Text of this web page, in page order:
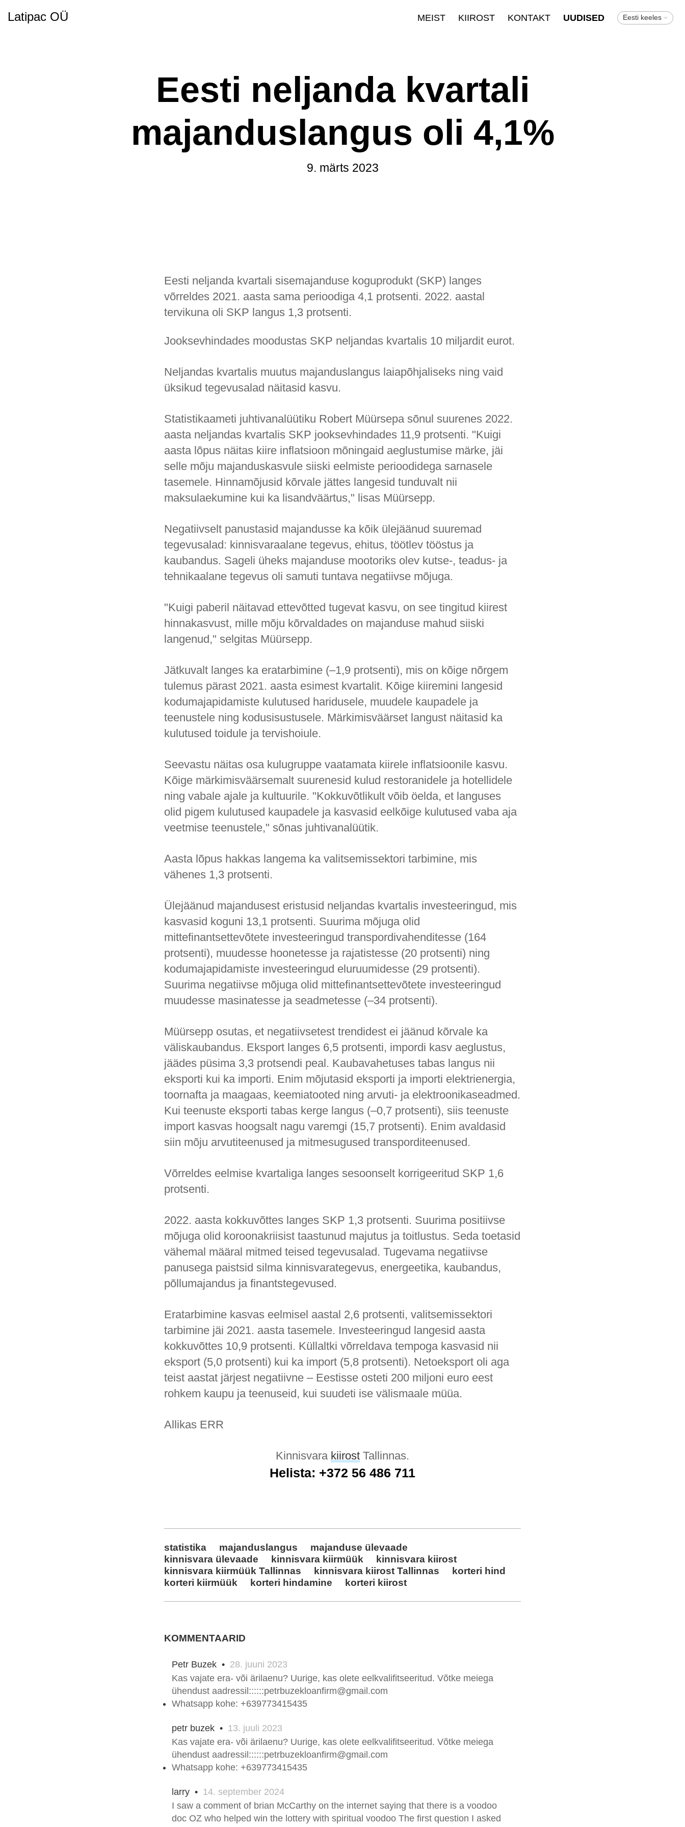
Latipac OÜ MEIST KIIROST KONTAKT UUDISED Eesti keeles
Eesti neljanda kvartali
majanduslangus oli 4,1%
9. märts 2023
Eesti neljanda kvartali sisemajanduse koguprodukt (SKP) langes
võrreldes 2021. aasta sama perioodiga 4,1 protsenti. 2022. aastal
tervikuna oli SKP langus 1,3 protsenti.
Jooksevhindades moodustas SKP neljandas kvartalis 10 miljardit eurot.
Neljandas kvartalis muutus majanduslangus laiapõhjaliseks ning vaid
üksikud tegevusalad näitasid kasvu.
Statistikaameti juhtivanalüütiku Robert Müürsepa sõnul suurenes 2022.
aasta neljandas kvartalis SKP jooksevhindades 11,9 protsenti. "Kuigi
aasta lõpus näitas kiire inflatsioon mõningaid aeglustumise märke, jäi
selle mõju majanduskasvule siiski eelmiste perioodidega sarnasele
tasemele. Hinnamõjusid kõrvale jättes langesid tunduvalt nii
maksulaekumine kui ka lisandväärtus," lisas Müürsepp.
Negatiivselt panustasid majandusse ka kõik ülejäänud suuremad
tegevusalad: kinnisvaraalane tegevus, ehitus, töötlev tööstus ja
kaubandus. Sageli üheks majanduse mootoriks olev kutse-, teadus- ja
tehnikaalane tegevus oli samuti tuntava negatiivse mõjuga.
"Kuigi paberil näitavad ettevõtted tugevat kasvu, on see tingitud kiirest
hinnakasvust, mille mõju kõrvaldades on majanduse mahud siiski
langenud," selgitas Müürsepp.
Jätkuvalt langes ka eratarbimine (–1,9 protsenti), mis on kõige nõrgem
tulemus pärast 2021. aasta esimest kvartalit. Kõige kiiremini langesid
kodumajapidamiste kulutused haridusele, muudele kaupadele ja
teenustele ning kodusisustusele. Märkimisväärset langust näitasid ka
kulutused toidule ja tervishoiule.
Seevastu näitas osa kulugruppe vaatamata kiirele inflatsioonile kasvu.
Kõige märkimisväärsemalt suurenesid kulud restoranidele ja hotellidele
ning vabale ajale ja kultuurile. "Kokkuvõtlikult võib öelda, et languses
olid pigem kulutused kaupadele ja kasvasid eelkõige kulutused vaba aja
veetmise teenustele," sõnas juhtivanalüütik.
Aasta lõpus hakkas langema ka valitsemissektori tarbimine, mis
vähenes 1,3 protsenti.
Ülejäänud majandusest eristusid neljandas kvartalis investeeringud, mis
kasvasid koguni 13,1 protsenti. Suurima mõjuga olid
mittefinantsettevõtete investeeringud transpordivahenditesse (164
protsenti), muudesse hoonetesse ja rajatistesse (20 protsenti) ning
kodumajapidamiste investeeringud eluruumidesse (29 protsenti).
Suurima negatiivse mõjuga olid mittefinantsettevõtete investeeringud
muudesse masinatesse ja seadmetesse (–34 protsenti).
Müürsepp osutas, et negatiivsetest trendidest ei jäänud kõrvale ka
väliskaubandus. Eksport langes 6,5 protsenti, impordi kasv aeglustus,
jäädes püsima 3,3 protsendi peal. Kaubavahetuses tabas langus nii
eksporti kui ka importi. Enim mõjutasid eksporti ja importi elektrienergia,
toornafta ja maagaas, keemiatooted ning arvuti- ja elektroonikaseadmed.
Kui teenuste eksporti tabas kerge langus (–0,7 protsenti), siis teenuste
import kasvas hoogsalt nagu varemgi (15,7 protsenti). Enim avaldasid
siin mõju arvutiteenused ja mitmesugused transporditeenused.
Võrreldes eelmise kvartaliga langes sesoonselt korrigeeritud SKP 1,6
protsenti.
2022. aasta kokkuvõttes langes SKP 1,3 protsenti. Suurima positiivse
mõjuga olid koroonakriisist taastunud majutus ja toitlustus. Seda toetasid
vähemal määral mitmed teised tegevusalad. Tugevama negatiivse
panusega paistsid silma kinnisvarategevus, energeetika, kaubandus,
põllumajandus ja finantstegevused.
Eratarbimine kasvas eelmisel aastal 2,6 protsenti, valitsemissektori
tarbimine jäi 2021. aasta tasemele. Investeeringud langesid aasta
kokkuvõttes 10,9 protsenti. Küllaltki võrreldava tempoga kasvasid nii
eksport (5,0 protsenti) kui ka import (5,8 protsenti). Netoeksport oli aga
teist aastat järjest negatiivne – Eestisse osteti 200 miljoni euro eest
rohkem kaupu ja teenuseid, kui suudeti ise välismaale müüa.
Allikas ERR
Kinnisvara kiirost Tallinnas.
Helista: +372 56 486 711
statistika majanduslangus
majanduse ülevaade
kinnisvara ülevaade
kinnisvara kiirmüük
kinnisvara kiirost
kinnisvara kiirmüük Tallinnas
kinnisvara kiirost Tallinnas
korteri hind
korteri kiirmüük
korteri hindamine korteri kiirost
KOMMENTAARID
Petr Buzek • 28. juuni 2023
Kas vajate era- või ärilaenu? Uurige, kas olete eelkvalifitseeritud. Võtke meiega
ühendust aadressil::::::petrbuzekloanfirm@gmail.com
Whatsapp kohe: +639773415435
petr buzek • 13. juuli 2023
Kas vajate era- või ärilaenu? Uurige, kas olete eelkvalifitseeritud. Võtke meiega
ühendust aadressil::::::petrbuzekloanfirm@gmail.com
Whatsapp kohe: +639773415435
larry • 14. september 2024
I saw a comment of brian McCarthy on the internet saying that there is a voodoo
doc OZ who helped win the lottery with spiritual voodoo The first question I asked